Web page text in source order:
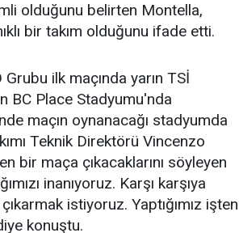
olduğunu belirten Montella,
bir takım olduğunu ifade etti.
ilk maçında yarın TSİ
BC Place Stadyumu'nda
maçın oynanacağı stadyumda
Teknik Direktörü Vincenzo
bir maça çıkacaklarını söyleyen
inanıyoruz. Karşı karşıya
istiyoruz. Yaptığımız işten
konuştu.